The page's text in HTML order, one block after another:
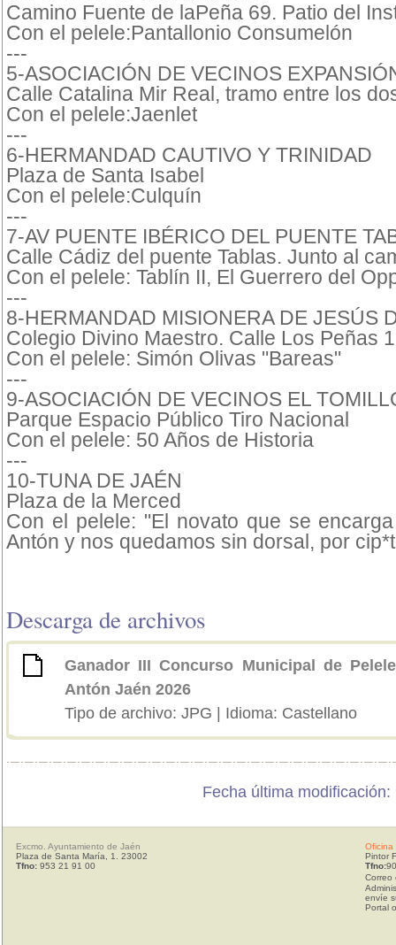
Camino Fuente de laPeña 69. Patio del
Con el pelele:Pantallonio Consumelón
---
5-ASOCIACIÓN DE VECINOS
Calle Catalina Mir Real, tramo entre los
Con el pelele:Jaenlet
---
6-HERMANDAD CAUTIVO Y TRINIDAD
Plaza de Santa Isabel
Con el pelele:Culquín
---
7-AV PUENTE IBÉRICO DEL PUENTE
Calle Cádiz del puente Tablas. Junto al
Con el pelele: Tablín II, El Guerrero del
---
8-HERMANDAD MISIONERA DE JESÚS
Colegio Divino Maestro. Calle Los Peñas
Con el pelele: Simón Olivas "Bareas"
---
9-ASOCIACIÓN DE VECINOS EL
Parque Espacio Público Tiro Nacional
Con el pelele: 50 Años de Historia
---
10-TUNA DE JAÉN
Plaza de la Merced
Con el pelele: "El novato que se
Antón y nos quedamos sin dorsal, por
Descarga de archivos
Ganador III Concurso Municipal de
Antón Jaén 2026
Tipo de archivo: JPG | Idioma: Castellano
Fecha última
Excmo. Ayuntamiento de Jaén
Plaza de Santa María, 1. 23002
Tfno: 953 21 91 00
Oficina
Pintor
Tfno:
Correo
envíe
Portal